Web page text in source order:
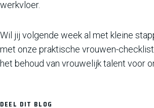
werkvloer.
Wil jij volgende week al met kleine
met onze praktische vrouwen-
het behoud van vrouwelijk talent voor
DEEL DIT BLOG